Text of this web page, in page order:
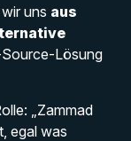
uns aus
Source-Lösung
„Zammad
egal was